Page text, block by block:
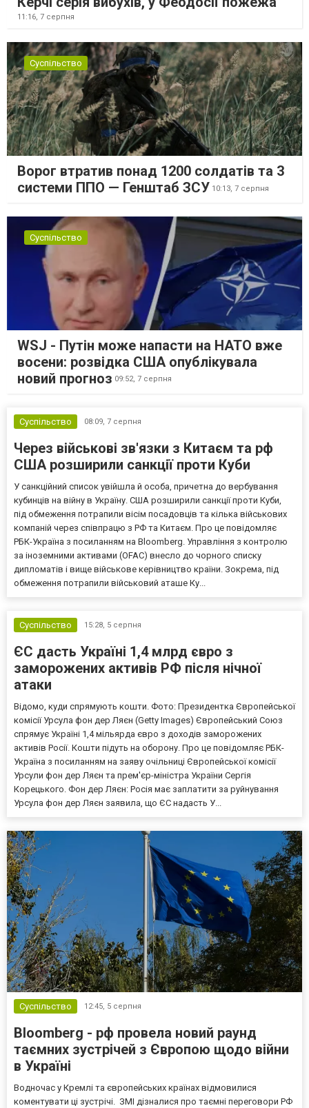
11:16, 7 серпня
Суспільство
Ворог втратив понад 1200 солдатів та 3
системи ППО — Генштаб ЗСУ 10:13, 7 серпня
Суспільство
WSJ - Путін може напасти на НАТО вже
восени: розвідка США опублікувала
новий прогноз 09:52, 7 серпня
Суспільство 08:09, 7 серпня
Через військові зв'язки з Китаєм та рф
США розширили санкції проти Куби
У санкційний список увійшла й особа, причетна до вербування
кубинців на війну в Україну. США розширили санкції проти Куби,
під обмеження потрапили вісім посадовців та кілька військових
компаній через співпрацю з РФ та Китаєм. Про це повідомляє
РБК-Україна з посиланням на Bloomberg. Управління з контролю
за іноземними активами (OFAC) внесло до чорного списку
дипломатів і вище військове керівництво країни. Зокрема, під
обмеження потрапили військовий аташе Ку...
Суспільство 15:28, 5 серпня
ЄС дасть Україні 1,4 млрд євро з
заморожених активів РФ після нічної
атаки
Відомо, куди спрямують кошти. Фото: Президентка Європейської
комісії Урсула фон дер Ляєн (Getty Images) Європейський Союз
спрямує Україні 1,4 мільярда євро з доходів заморожених
активів Росії. Кошти підуть на оборону. Про це повідомляє РБК-
Україна з посиланням на заяву очільниці Європейської комісії
Урсули фон дер Ляєн та прем'єр-міністра України Сергія
Корецького. Фон дер Ляєн: Росія має заплатити за руйнування
Урсула фон дер Ляєн заявила, що ЄС надасть У...
Суспільство 12:45, 5 серпня
Bloomberg - рф провела новий раунд
таємних зустрічей з Європою щодо війни
в Україні
Водночас у Кремлі та європейських країнах відмовилися
коментувати ці зустрічі. ЗМІ дізналися про таємні переговори РФ